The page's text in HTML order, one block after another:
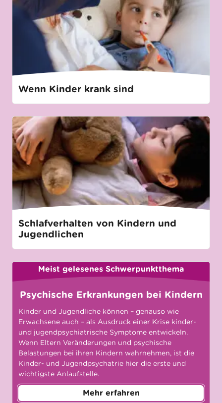
Wenn Kinder krank sind
Schlafverhalten von Kindern und
Jugendlichen
Meist gelesenes Schwerpunktthema
Psychische Erkrankungen bei Kindern
Kinder und Jugendliche können – genauso wie
Erwachsene auch – als Ausdruck einer Krise kinder-
und jugendpsychiatrische Symptome entwickeln.
Wenn Eltern Veränderungen und psychische
Belastungen bei ihren Kindern wahrnehmen, ist die
Kinder- und Jugendpsychatrie hier die erste und
wichtigste Anlaufstelle.
Mehr erfahren